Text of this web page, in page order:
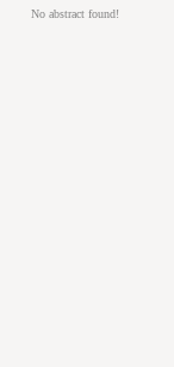
No abstract found!